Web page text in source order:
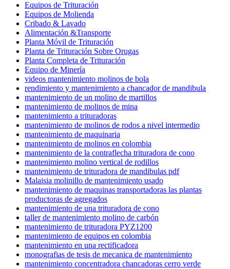
Equipos de Trituración
Equipos de Molienda
Cribado & Lavado
Alimentación &Transporte
Planta Móvil de Trituración
Planta de Trituración Sobre Orugas
Planta Completa de Trituración
Equipo de Minería
videos mantenimiento molinos de bola
rendimiento y mantenimiento a chancador de mandibula
mantenimiento de un molino de martillos
mantenimiento de molinos de mina
mantenimiento a trituradoras
mantenimiento de molinos de rodos a nivel intermedio
mantenimiento de maquinaria
mantenimiento de molinos en colombia
mantenimiento de la contraflecha trituradora de cono
mantenimiento molino vertical de rodillos
mantenimiento de trituradora de mandibulas pdf
Malaisia ​​molinillo de mantenimiento usado
mantenimiento de maquinas transportadoras las plantas
productoras de agregados
mantenimiento de una trituradora de cono
taller de mantenimiento molino de carbón
mantenimiento de trituradora PYZ1200
mantenimiento de equipos en colombia
mantenimiento en una rectificadora
monografias de tesis de mecanica de mantenimiento
mantenimiento concentradora chancadoras cerro verde